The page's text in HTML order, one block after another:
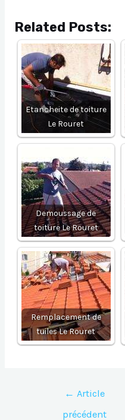
Related Posts:
Etancheite de toiture
Le Rouret
Demoussage de
toiture Le Rouret
Remplacement de
tuiles Le Rouret
Navigation
l’article
← Article
précédent